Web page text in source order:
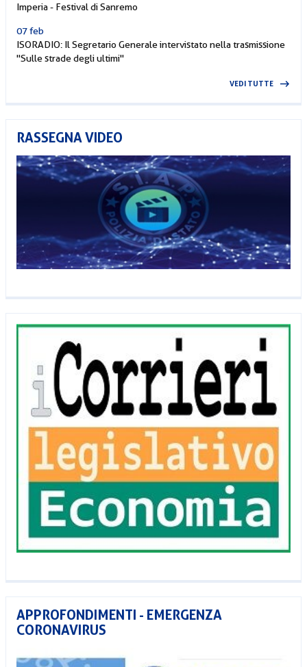
Imperia - Festival di Sanremo
07 feb
ISORADIO: Il Segretario Generale intervistato nella trasmissione
"Sulle strade degli ultimi"
VEDI TUTTE
RASSEGNA VIDEO
APPROFONDIMENTI - EMERGENZA
CORONAVIRUS